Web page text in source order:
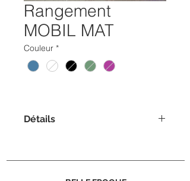
Rangement
MOBIL MAT
Couleur *
Détails